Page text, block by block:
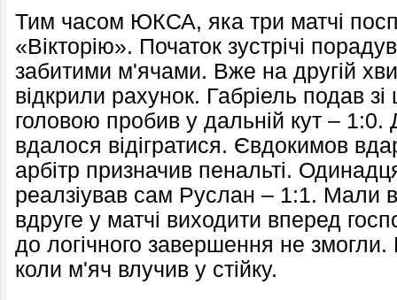
Тим часом ЮКСА, яка три матчі
«Вікторію». Початок зустрічі
забитими м'ячами. Вже на другій
відкрили рахунок. Габріель подав
головою пробив у дальній кут –
вдалося відігратися. Євдокимов
арбітр призначив пенальті.
реалзіував сам Руслан – 1:1. Мали
вдруге у матчі виходити вперед
до логічного завершення не змогли.
коли м'яч влучив у стійку.